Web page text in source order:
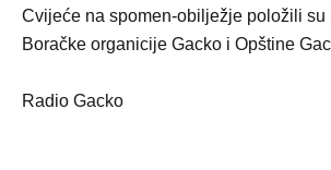
Cvijeće na spomen-obilježje položili su
Boračke organicije Gacko i Opštine
Radio Gacko